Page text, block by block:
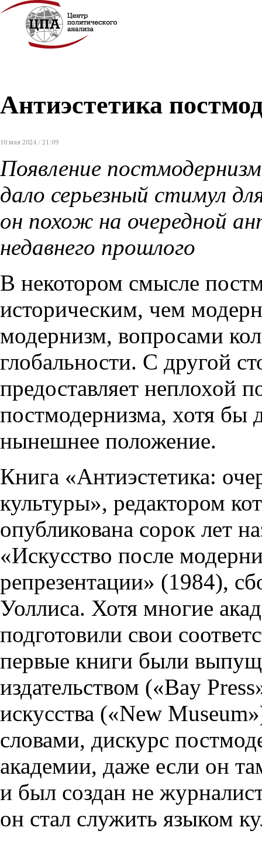
Антиэстетика
10 мая 2024 / 21:09
Появление
дало серьезный стимул
он похож на очередной
недавнего прошлого
В некотором смысле
историческим, чем
модернизм, вопросами
глобальности. С другой
предоставляет неплохой
постмодернизма, хотя бы
нынешнее положение.
Книга «Антиэстетика:
культуры», редактором
опубликована сорок лет
«Искусство после
репрезентации» (1984),
Уоллиса. Хотя многие
подготовили свои
первые книги были
издательством («Bay
искусства («New
словами, дискурс
академии, даже если он
и был создан не
он стал служить языком